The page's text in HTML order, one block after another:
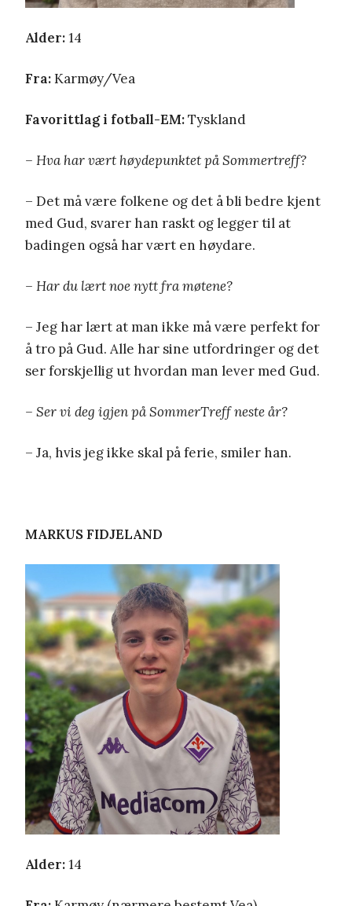
Alder:14
Fra:Karmøy/Vea
Favorittlag i fotball-EM:Tyskland
– Hva har vært høydepunktet på Sommertreff?
– Det må være folkene og det å bli bedre kjent
med Gud, svarer han raskt og legger til at
badingen også har vært en høydare.
– Har du lært noe nytt fra møtene?
– Jeg har lært at man ikke må være perfekt for
å tro på Gud. Alle har sine utfordringer og det
ser forskjellig ut hvordan man lever med Gud.
– Ser vi deg igjen på SommerTreff neste år?
– Ja, hvis jeg ikke skal på ferie, smiler han.
MARKUS FIDJELAND
Alder:14